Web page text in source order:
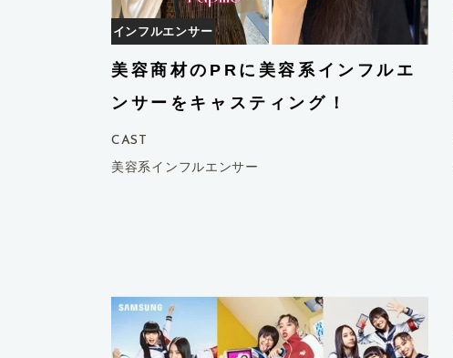
インフルエンサー
美容商材のPRに美容系インフルエ
ンサーをキャスティング！
CAST
美容系インフルエンサー